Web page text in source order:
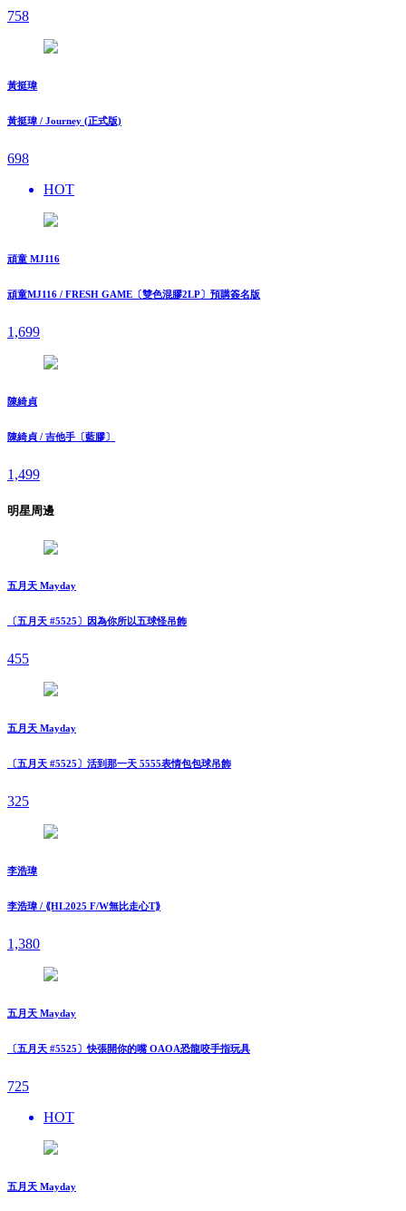
758
黃挺瑋
黃挺瑋 / Journey (正式版)
698
HOT
頑童 MJ116
頑童MJ116 / FRESH GAME〔雙色混膠2LP〕預購簽名版
1,699
陳綺貞
陳綺貞 / 吉他手〔藍膠〕
1,499
明星周邊
五月天 Mayday
〔五月天 #5525〕因為你所以五球怪吊飾
455
五月天 Mayday
〔五月天 #5525〕活到那一天 5555表情包包球吊飾
325
李浩瑋
李浩瑋 / ⟪HL2025 F/W無比走⼼T⟫
1,380
五月天 Mayday
〔五月天 #5525〕快張開你的嘴 OAOA恐龍咬手指玩具
725
HOT
五月天 Mayday